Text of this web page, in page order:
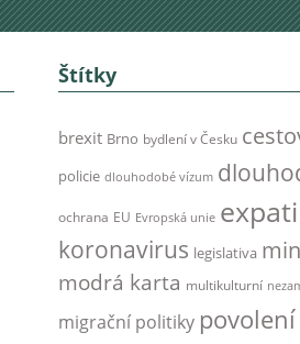
Štítky
brexit Brno bydlení v Česku
policie dlouhodobé vízum
ochrana EU Evropská unie expati
koronavirus legislativa
modrá karta multikulturní
migrační politiky